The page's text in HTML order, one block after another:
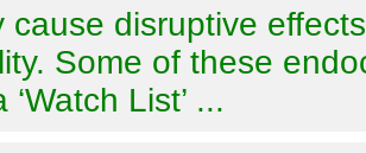
cause disruptive
Some of these
‘Watch List’ ...